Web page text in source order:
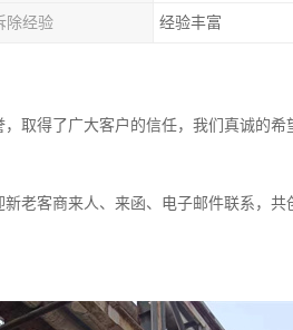
除经验 经验丰富
取得了广大客户的信任，我们真诚的希
老客商来人、来函、电子邮件联系，共